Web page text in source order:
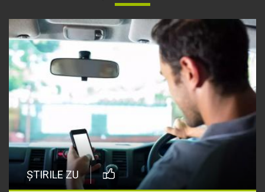
ȘTIRILE ZU